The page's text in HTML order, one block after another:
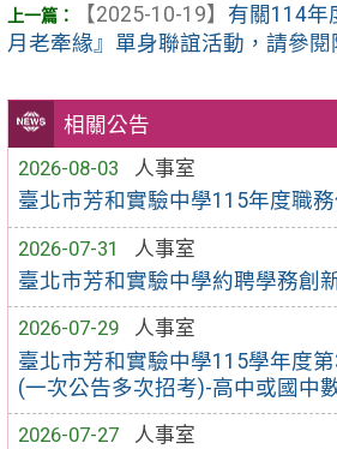
相關公告
2026-08-03
人事室
臺北市芳和實驗中學115年度職
2026-07-31
人事室
臺北市芳和實驗中學約聘學務創
2026-07-29
人事室
臺北市芳和實驗中學115學年度
(一次公告多次招考)-高中或國中
2026-07-27
人事室
【2025-10-19】 有關114年
月老牽緣』單身聯誼活動，請參閱